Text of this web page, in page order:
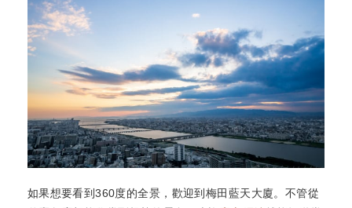
如果想要看到360度的全景，歡迎到梅田藍天大廈。不管從